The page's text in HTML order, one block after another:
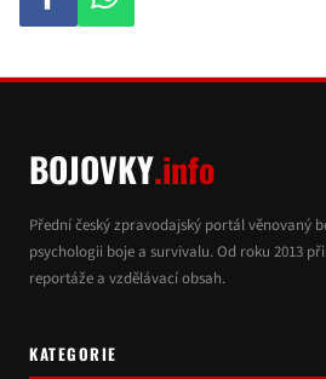
BOJOVKY.info
Přední český zpravodajský portál věnovaný
psychologii boje a survivalu. Od roku 2013
reportáže a vzdělávací obsah.
KATEGORIE